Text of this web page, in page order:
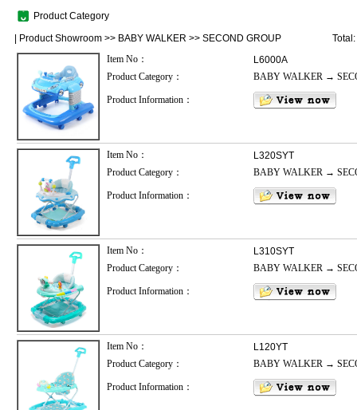
Product Category
Product Showroom >> BABY WALKER >> SECOND GROUP
Item No：
L6000A
Product Category：
BABY WALKER →
Product Information：
Item No：
L320SYT
Product Category：
BABY WALKER →
Product Information：
Item No：
L310SYT
Product Category：
BABY WALKER →
Product Information：
Item No：
L120YT
Product Category：
BABY WALKER →
Product Information：